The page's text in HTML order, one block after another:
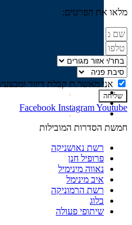
מלאו את הפרטים:
אני מאשר.ת קבלת דיוור
שליחה
Facebook InstagramYoutube
חמשת הסדרות המובילות
רשת נאושניקה
פרופיל חנן
נאווה מינימיל
איב מינימל
רשת הרמוניקה
בלוג
שיתופי פעולה